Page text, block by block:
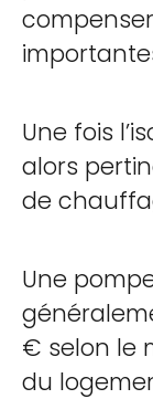
Une fois
alors
de
Une
€ selon le
du